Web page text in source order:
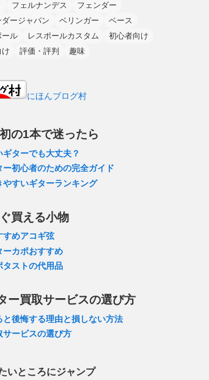
フェルナンデス
フェンダー
ダージャパン
ベリンガー
ベース
ール
レスポールカスタム
初心者向け
評価・評判 趣味
にほんブログ村
の1本で迷ったら
ギターでも大丈夫？
ー初心者のための完全ガイド
やすいギターランキング
買える小物
すめアコギ弦
ーカポおすすめ
タストの代用品
ー買取サービスの選び方
と後悔する理由と損しない方法
サービスの選び方
いところにジャンプ